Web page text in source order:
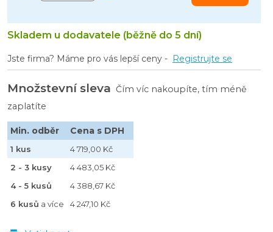
Skladem u dodavatele (běžně do 5 dní)
Jste firma? Máme pro vás lepší ceny - Registrujte se
Množstevní sleva Čím víc nakoupíte, tím méně
zaplatíte
Min. odběr Cena s DPH
1 kus
4 719,00 Kč
2 - 3 kusy
4 483,05 Kč
4 - 5 kusů
4 388,67 Kč
6 kusů a více 4 247,10 Kč